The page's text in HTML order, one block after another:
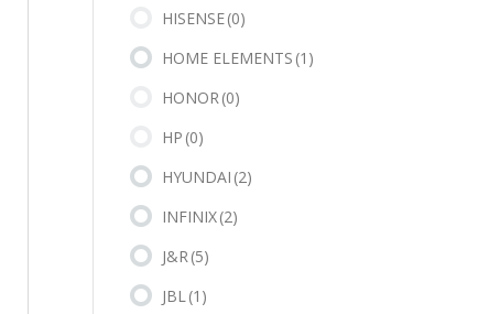
HISENSE(0)
HOME ELEMENTS (1)
HONOR (0)
HP (0)
HYUNDAI (2)
INFINIX(2)
J&R (5)
JBL (1)